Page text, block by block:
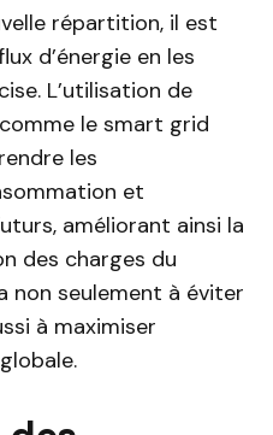
répartition, il est
d’énergie en les
L’utilisation de
le smart grid
les
et
améliorant ainsi la
des charges du
non seulement à éviter
à maximiser